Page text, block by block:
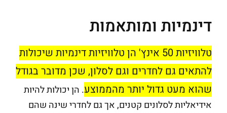
דינמיות ומותאמות
טלוויזיות 50 אינץ' הן טלוויזיות דינמיות שיכולות
להתאים גם לחדרים וגם לסלון, שכן מדובר בגודל
שהוא מעט גדול יותר מהממוצע. הן יכולות להיות
אידיאליות לסלונים קטנים, אך גם לחדרי שינה שהם